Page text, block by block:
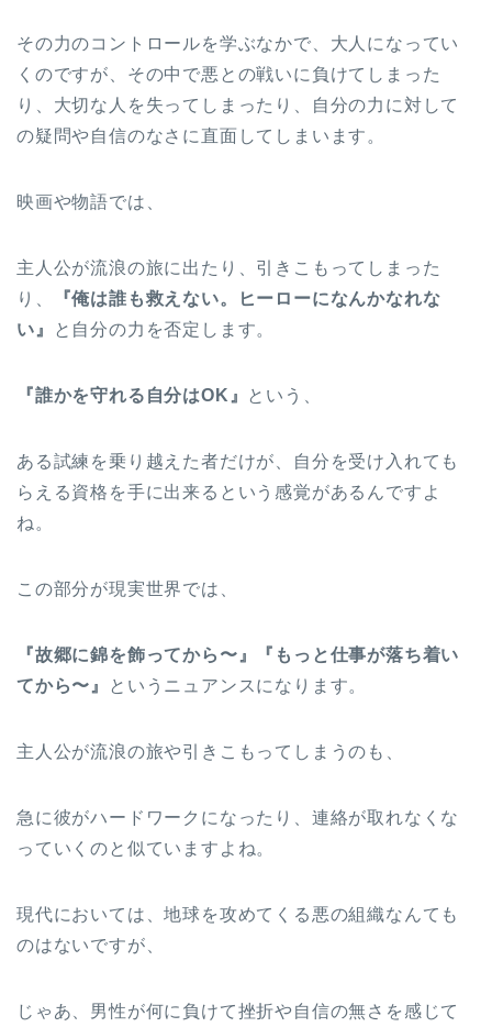
その力のコントロールを学ぶなかで、大人になってい
くのですが、その中で悪との戦いに負けてしまった
り、大切な人を失ってしまったり、自分の力に対して
の疑問や自信のなさに直面してしまいます。
映画や物語では、
主人公が流浪の旅に出たり、引きこもってしまった
り、
『俺は誰も救えない。ヒーローになんかなれな
い』
と自分の力を否定します。
『誰かを守れる自分はOK』 という、
ある試練を乗り越えた者だけが、自分を受け入れても
らえる資格を手に出来るという感覚があるんですよ
ね。
この部分が現実世界では、
『故郷に錦を飾ってから〜』『もっと仕事が落ち着い
てから〜』
というニュアンスになります。
主人公が流浪の旅や引きこもってしまうのも、
急に彼がハードワークになったり、連絡が取れなくな
っていくのと似ていますよね。
現代においては、地球を攻めてくる悪の組織なんても
のはないですが、
じゃあ、男性が何に負けて挫折や自信の無さを感じて